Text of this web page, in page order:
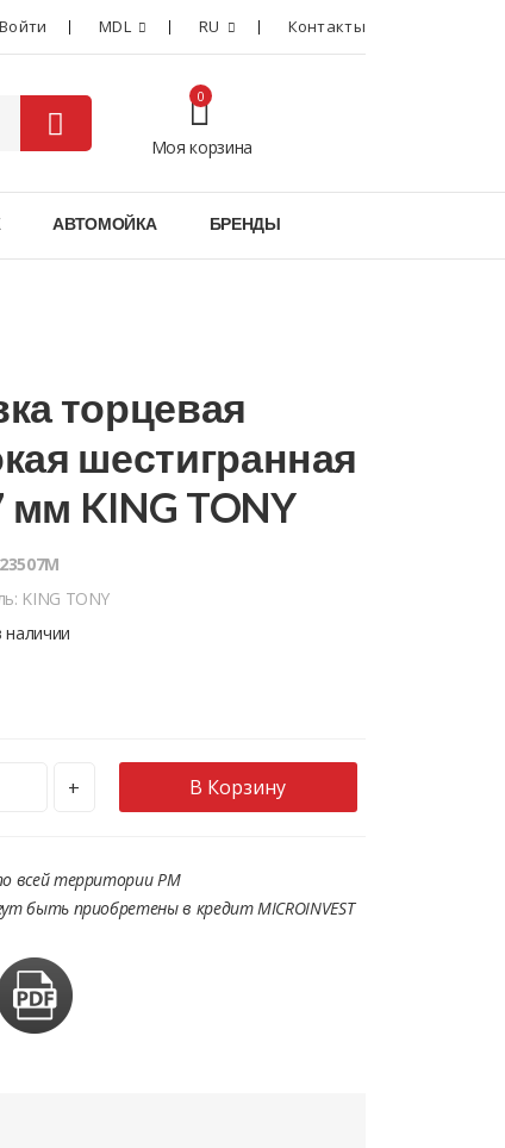
Войти MDL RU Контакты
Моя корзина
0
АВТОМОЙКА БРЕНДЫ
торцевая
шестигранная
мм KING TONY
KING TONY
наличии
+ В Корзину
всей территории РМ
быть приобретены в кредит MICROINVEST